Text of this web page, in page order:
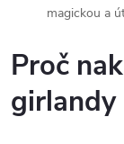
magickou a
Proč
girlandy